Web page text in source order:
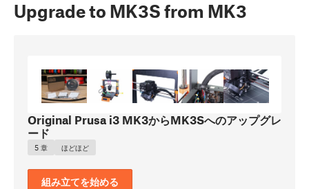
Upgrade to MK3S from MK3
Original Prusa i3 MK3からMK3Sへのアップグレ
ード
5 章 ほどほど
組み立てを始める